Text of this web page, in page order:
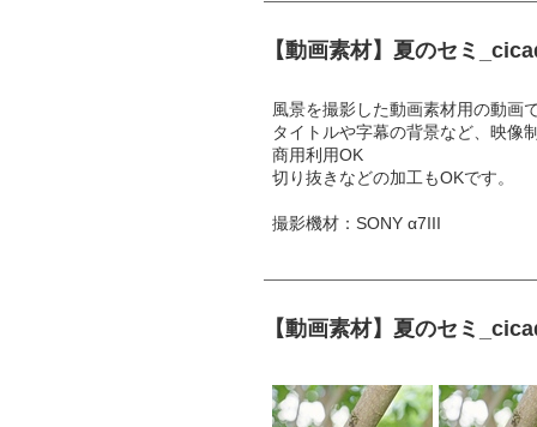
【動画素材】夏のセミ
風景を撮影した動画素材用の動画で
タイトルや字幕の背景など、映像
商用利用OK
切り抜きなどの加工もOKです。
撮影機材：SONY α7III
【動画素材】夏のセミ